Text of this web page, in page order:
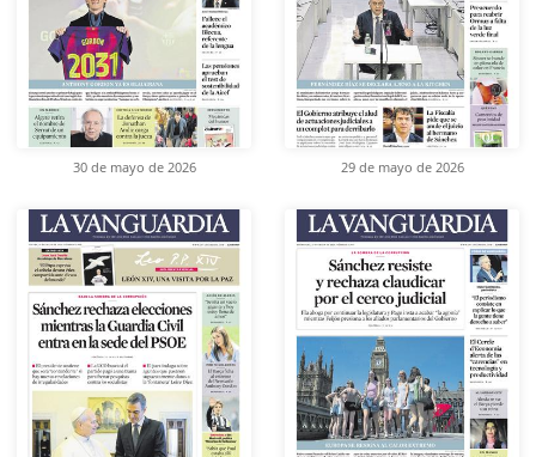
30 de mayo de 2026 29 de mayo de 2026